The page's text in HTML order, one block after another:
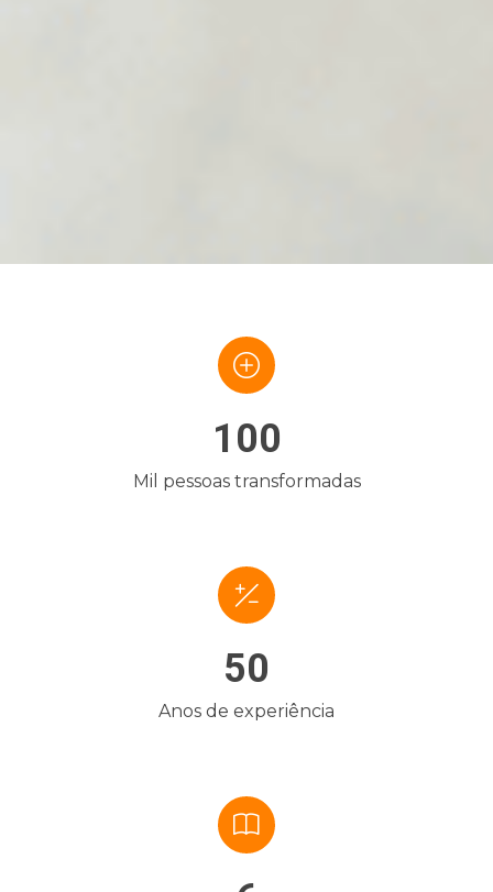
100
Mil pessoas transformadas
50
Anos de experiência